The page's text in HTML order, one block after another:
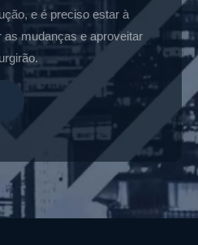
e é preciso estar à
as mudanças e aproveitar